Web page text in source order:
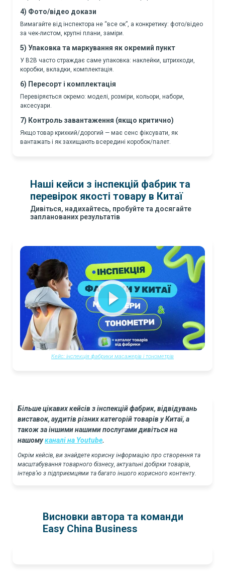
4) Фото/відео докази
Вимагайте від інспектора не “все ок”, а конкретику: фото/відео
за чек-листом, крупні плани, заміри.
5) Упаковка та маркування як окремий пункт
У B2B часто страждає саме упаковка: наклейки, штрихкоди,
коробки, вкладки, комплектація.
6) Пересорт і комплектація
Перевіряється окремо: моделі, розміри, кольори, набори,
аксесуари.
7) Контроль завантаження (якщо критично)
Якщо товар крихкий/дорогий — має сенс фіксувати, як
вантажать і як захищають всередині коробок/палет.
Наші кейси з інспекцій фабрик та
перевірок якості товару в Китаї
Дивіться, надихайтесь, пробуйте та досягайте
запланованих результатів
Кейс: інспекція фабрики масажерів і тонометрів
Більше цікавих кейсів з інспекцій фабрик, відвідувань
виставок, аудитів різних категорій товарів у Китаї, а
також за іншими нашими послугами дивіться на
нашомуканалі на Youtube.
Окрім кейсів, ви знайдете корисну інформацію про створення та
масштабування товарного бізнесу, актуальні добірки товарів,
інтерв’ю з підприємцями та багато іншого корисного контенту.
Висновки автора та команди
Easy China Business